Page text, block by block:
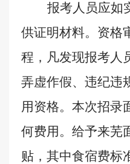
报考人员应如
供证明材料。资格
程，凡发现报考人
弄虚作假、违纪违
用资格。本次招录
何费用。给予来芜
贴，其中食宿费标